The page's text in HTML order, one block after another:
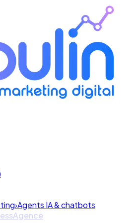
›Agents IA & chatbots
Agence